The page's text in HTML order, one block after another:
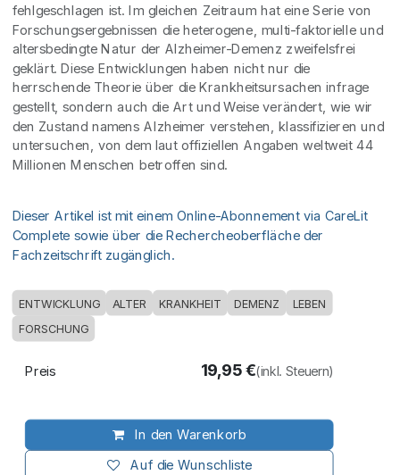
fehlgeschlagen ist. Im gleichen Zeitraum hat eine Serie von
Forschungsergebnissen die heterogene, multi-faktorielle und
altersbedingte Natur der Alzheimer-Demenz zweifelsfrei
geklärt. Diese Entwicklungen haben nicht nur die
herrschende Theorie über die Krankheitsursachen infrage
gestellt, sondern auch die Art und Weise verändert, wie wir
den Zustand namens Alzheimer verstehen, klassifizieren und
untersuchen, von dem laut offiziellen Angaben weltweit 44
Millionen Menschen betroffen sind.
Dieser Artikel ist mit einem Online-Abonnement via CareLit
Complete sowie über die Rechercheoberfläche der
Fachzeitschrift zugänglich.
ENTWICKLUNG ALTER KRANKHEIT DEMENZ
LEBEN
FORSCHUNG
In den Warenkorb
Auf die Wunschliste
Preis 19,95€(inkl. Steuern)